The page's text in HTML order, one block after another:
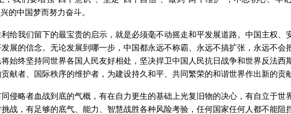
的中国梦而努力奋斗。
给我们留下的最宝贵的启示，就是必须毫不动摇走和平发展道路。中国主权、
展的信念。无论发展到哪一步，中国都永远不称霸、永远不搞扩张，永远不会
始终坚持同世界各国人民友好相处，坚决捍卫中国人民抗日战争和世界反法西
献者、国际秩序的维护者，为建设持久和平、共同繁荣的和谐世界作出新的贡
侵略者血战到底的气概，有在自力更生的基础上光复旧物的决心，有自立于世
战，有足够的底气、能力、智慧战胜各种风险考验，任何国家任何人都不能阻